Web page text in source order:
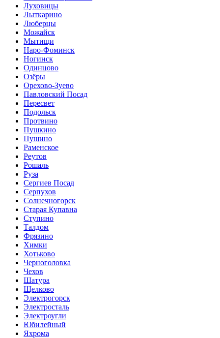
Луховицы
Лыткарино
Люберцы
Можайск
Мытищи
Наро-Фоминск
Ногинск
Одинцово
Озёры
Орехово-Зуево
Павловский Посад
Пересвет
Подольск
Протвино
Пушкино
Пущино
Раменское
Реутов
Рошаль
Руза
Сергиев Посад
Серпухов
Солнечногорск
Старая Купавна
Ступино
Талдом
Фрязино
Химки
Хотьково
Черноголовка
Чехов
Шатура
Щелково
Электрогорск
Электросталь
Электроугли
Юбилейный
Яхрома